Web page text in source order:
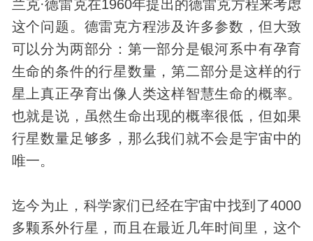
兰克·德雷克在1960年提出的德雷克方程来考虑
这个问题。德雷克方程涉及许多参数，但大致
可以分为两部分：第一部分是银河系中有孕育
生命的条件的行星数量，第二部分是这样的行
星上真正孕育出像人类这样智慧生命的概率。
也就是说，虽然生命出现的概率很低，但如果
行星数量足够多，那么我们就不会是宇宙中的
唯一。
迄今为止，科学家们已经在宇宙中找到了4000
多颗系外行星，而且在最近几年时间里，这个